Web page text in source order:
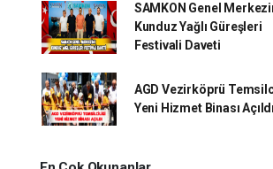
SAMKON Genel
Kunduz Yağlı Güreşleri
Festivali Daveti
AGD Vezirköprü
Yeni Hizmet Binası Açıldı